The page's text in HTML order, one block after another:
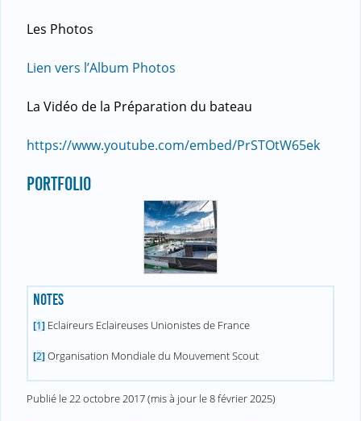
Les Photos
Lien vers l’Album Photos
La Vidéo de la Préparation du bateau
https://www.youtube.com/embed/PrSTOtW65ek
PORTFOLIO
NOTES
[1] Eclaireurs Eclaireuses Unionistes de France
[2]Organisation Mondiale du Mouvement Scout
Publié le22 octobre 2017(mis à jour le8 février 2025)